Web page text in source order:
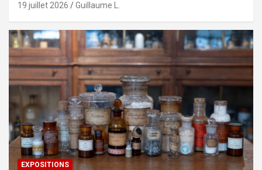
19 juillet 2026 Guillaume L.
EXPOSITIONS